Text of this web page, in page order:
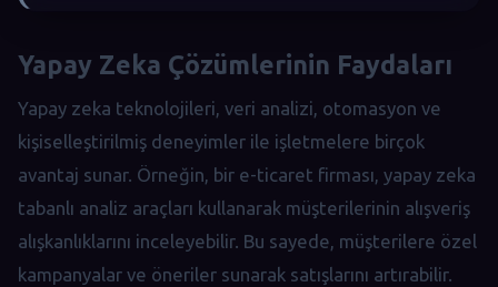
Yapay Zeka Çözümlerinin Faydaları
Yapay zeka teknolojileri, veri analizi, otomasyon ve
kişiselleştirilmiş deneyimler ile işletmelere birçok
avantaj sunar. Örneğin, bir e-ticaret firması, yapay zeka
tabanlı analiz araçları kullanarak müşterilerinin alışveriş
alışkanlıklarını inceleyebilir. Bu sayede, müşterilere özel
kampanyalar ve öneriler sunarak satışlarını artırabilir.